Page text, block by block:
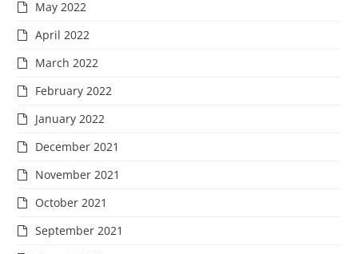
May 2022
April 2022
March 2022
February 2022
January 2022
December 2021
November 2021
October 2021
September 2021